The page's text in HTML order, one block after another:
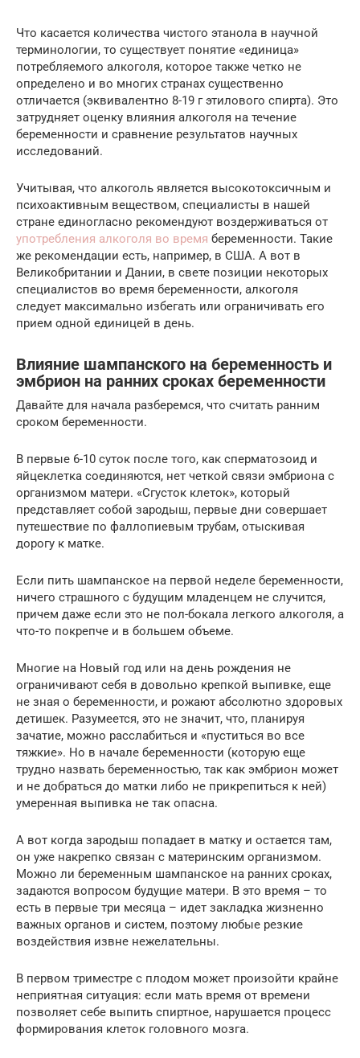
Что касается количества чистого этанола в научной
терминологии, то существует понятие «единица»
потребляемого алкоголя, которое также четко не
определено и во многих странах существенно
отличается (эквивалентно 8-19 г этилового спирта). Это
затрудняет оценку влияния алкоголя на течение
беременности и сравнение результатов научных
исследований.
Учитывая, что алкоголь является высокотоксичным и
психоактивным веществом, специалисты в нашей
стране единогласно рекомендуют воздерживаться от
употребления алкоголя во время беременности. Такие
же рекомендации есть, например, в США. А вот в
Великобритании и Дании, в свете позиции некоторых
специалистов во время беременности, алкоголя
следует максимально избегать или ограничивать его
прием одной единицей в день.
Влияние шампанского на беременность и
эмбрион на ранних сроках беременности
Давайте для начала разберемся, что считать ранним
сроком беременности.
В первые 6-10 суток после того, как сперматозоид и
яйцеклетка соединяются, нет четкой связи эмбриона с
организмом матери. «Сгусток клеток», который
представляет собой зародыш, первые дни совершает
путешествие по фаллопиевым трубам, отыскивая
дорогу к матке.
Если пить шампанское на первой неделе беременности,
ничего страшного с будущим младенцем не случится,
причем даже если это не пол-бокала легкого алкоголя, а
что-то покрепче и в большем объеме.
Многие на Новый год или на день рождения не
ограничивают себя в довольно крепкой выпивке, еще
не зная о беременности, и рожают абсолютно здоровых
детишек. Разумеется, это не значит, что, планируя
зачатие, можно расслабиться и «пуститься во все
тяжкие». Но в начале беременности (которую еще
трудно назвать беременностью, так как эмбрион может
и не добраться до матки либо не прикрепиться к ней)
умеренная выпивка не так опасна.
А вот когда зародыш попадает в матку и остается там,
он уже накрепко связан с материнским организмом.
Можно ли беременным шампанское на ранних сроках,
задаются вопросом будущие матери. В это время – то
есть в первые три месяца – идет закладка жизненно
важных органов и систем, поэтому любые резкие
воздействия извне нежелательны.
В первом триместре с плодом может произойти крайне
неприятная ситуация: если мать время от времени
позволяет себе выпить спиртное, нарушается процесс
формирования клеток головного мозга.